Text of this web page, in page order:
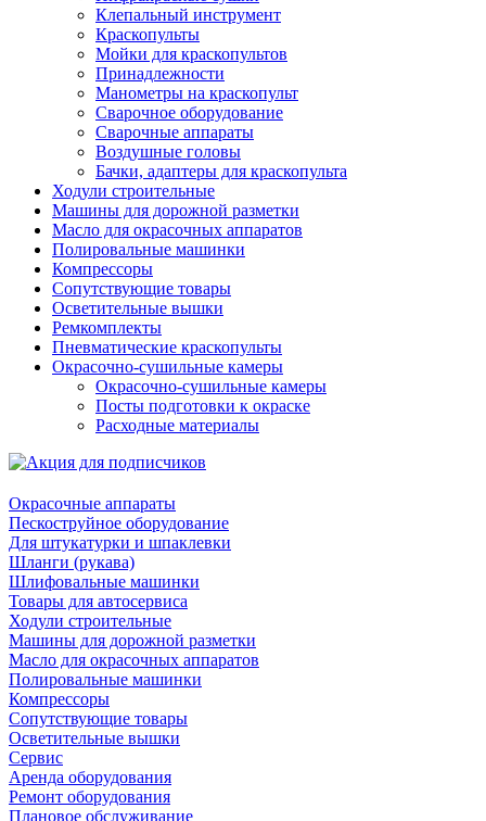
Клепальный инструмент
Краскопульты
Мойки для краскопультов
Принадлежности
Манометры на краскопульт
Сварочное оборудование
Сварочные аппараты
Воздушные головы
Бачки, адаптеры для краскопульта
Ходули строительные
Машины для дорожной разметки
Масло для окрасочных аппаратов
Полировальные машинки
Компрессоры
Сопутствующие товары
Осветительные вышки
Ремкомплекты
Пневматические краскопульты
Окрасочно-сушильные камеры
Окрасочно-сушильные камеры
Посты подготовки к окраске
Расходные материалы
Окрасочные аппараты
Пескоструйное оборудование
Для штукатурки и шпаклевки
Шланги (рукава)
Шлифовальные машинки
Товары для автосервиса
Ходули строительные
Машины для дорожной разметки
Масло для окрасочных аппаратов
Полировальные машинки
Компрессоры
Сопутствующие товары
Осветительные вышки
Сервис
Аренда оборудования
Ремонт оборудования
Плановое обслуживание